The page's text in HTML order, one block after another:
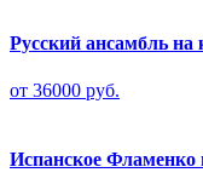
Русский ансамбль на
от 36000 руб.
Испанское Фламенко